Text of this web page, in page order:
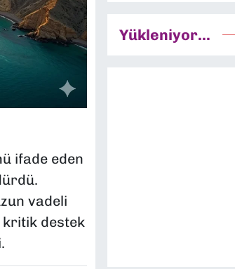
ifade eden
vadeli
destek
Yükleniyor...